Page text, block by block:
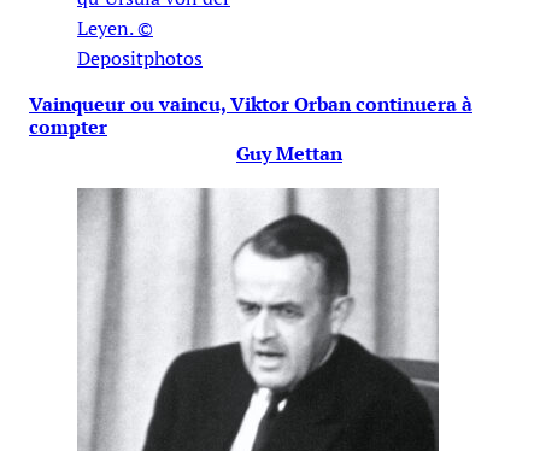
Leyen. ©
Depositphotos
Vainqueur ou vaincu, Viktor Orban continuera à
compter
Guy Mettan